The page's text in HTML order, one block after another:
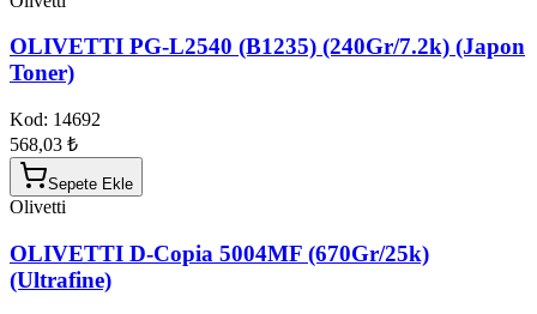
OLIVETTI PG-L2540 (B1235) (240Gr/7.2k) (Japon
Toner)
Kod: 14692
568,03 ₺
Sepete Ekle
Olivetti
OLIVETTI D-Copia 5004MF (670Gr/25k)
(Ultrafine)